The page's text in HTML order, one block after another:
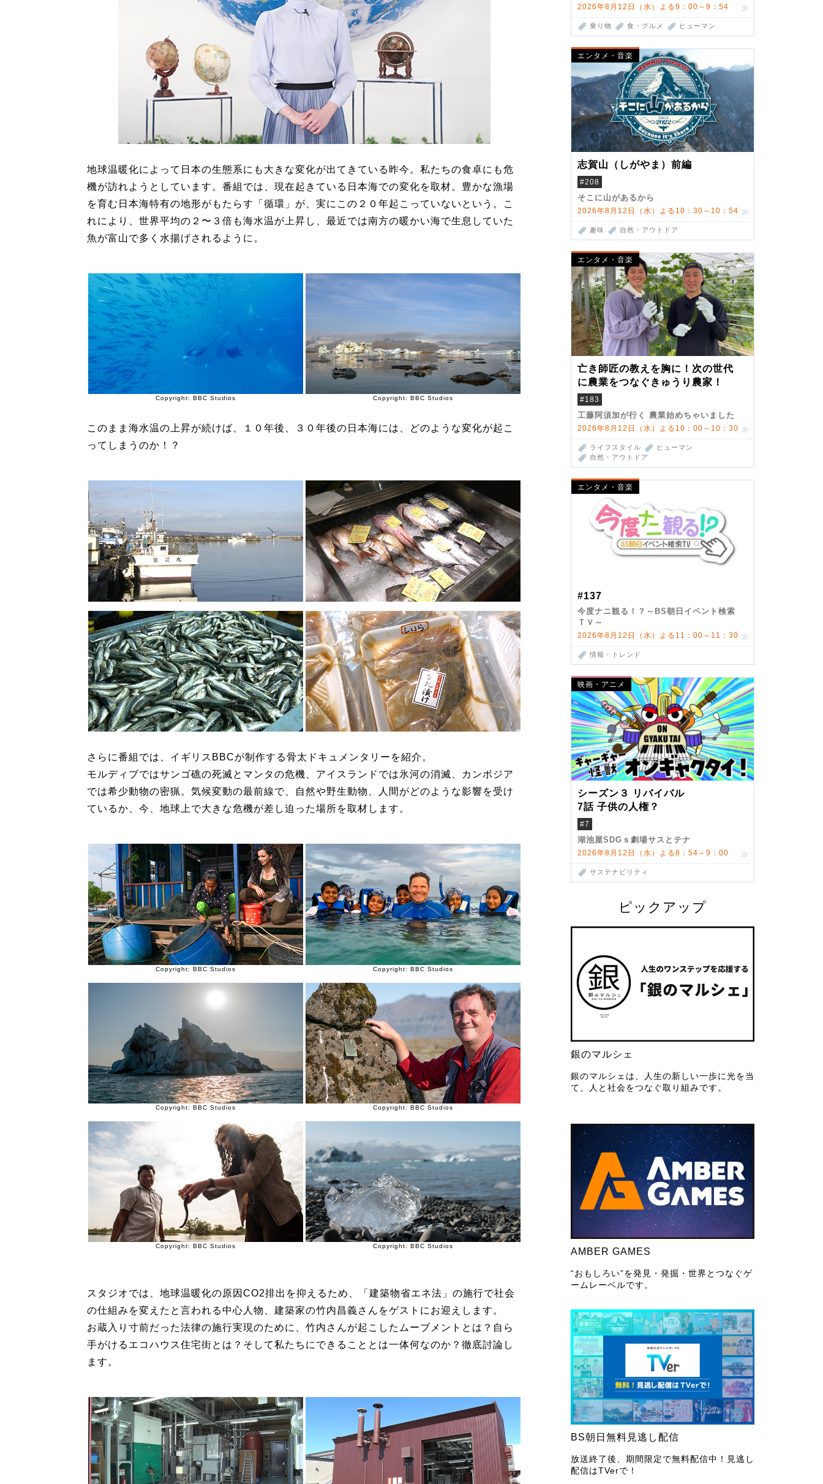
2026年8月12日（水）よる9：00～9：54
乗り物 食・グルメ ヒューマン
エンタメ・音楽
志賀山（しがやま）前編
#208
そこに山があるから
2026年8月12日（水）よる10：30～10：54
趣味 自然・アウトドア
エンタメ・音楽
亡き師匠の教えを胸に！次の世代
に農業をつなぐきゅうり農家！
#183
工藤阿須加が行く 農業始めちゃいました
2026年8月12日（水）よる10：00～10：30
ライフスタイル
ヒューマン
自然・アウトドア
エンタメ・音楽
#137
今度ナニ観る！？～BS朝日イベント検索
ＴＶ～
2026年8月12日（水）よる11：00～11：30
情報・トレンド
映画・アニメ
シーズン３ リバイバル
7話 子供の人権？
#7
湖池屋SDGｓ劇場サスとテナ
2026年8月12日（水）よる8：54～9：00
サステナビリティ
ピックアップ
銀のマルシェ
銀のマルシェは、人生の新しい一歩に光を当
て、人と社会をつなぐ取り組みです。
AMBER GAMES
“おもしろい”を発見・発掘・世界とつなぐゲ
ームレーベルです。
BS朝日無料見逃し配信
放送終了後、期間限定で無料配信中！見逃し
配信はTVerで！
地球温暖化によって日本の生態系にも大きな変化が出てきている昨今。私たちの食卓にも危
機が訪れようとしています。番組では、現在起きている日本海での変化を取材。豊かな漁場
を育む日本海特有の地形がもたらす「循環」が、実にこの２０年起こっていないという。こ
れにより、世界平均の２〜３倍も海水温が上昇し、最近では南方の暖かい海で生息していた
魚が富山で多く水揚げされるように。
Copyright: BBC Studios Copyright: BBC Studios
このまま海水温の上昇が続けば、１０年後、３０年後の日本海には、どのような変化が起こ
ってしまうのか！？
さらに番組では、イギリスBBCが制作する骨太ドキュメンタリーを紹介。
モルディブではサンゴ礁の死滅とマンタの危機、アイスランドでは氷河の消滅、カンボジア
では希少動物の密猟。気候変動の最前線で、自然や野生動物、人間がどのような影響を受け
ているか、今、地球上で大きな危機が差し迫った場所を取材します。
Copyright: BBC Studios Copyright: BBC Studios
Copyright: BBC Studios Copyright: BBC Studios
Copyright: BBC Studios Copyright: BBC Studios
スタジオでは、地球温暖化の原因CO2排出を抑えるため、「建築物省エネ法」の施行で社会
の仕組みを変えたと言われる中心人物、建築家の竹内昌義さんをゲストにお迎えします。
お蔵入り寸前だった法律の施行実現のために、竹内さんが起こしたムーブメントとは？自ら
手がけるエコハウス住宅街とは？そして私たちにできることとは一体何なのか？徹底討論し
ます。